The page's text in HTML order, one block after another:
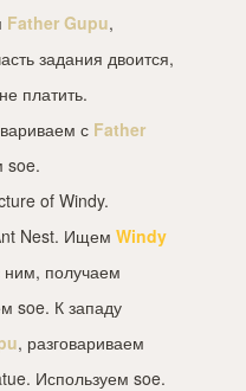
Father Gupu,
задания двоится,
платить.
с Father
soe.
of Windy.
Nest. Ищем Windy
ним, получаем
soe. К западу
, разговариваем
Используем soe.